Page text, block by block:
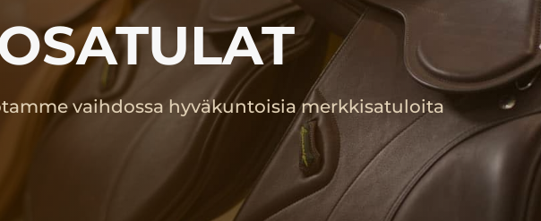
vaihdossa hyväkuntoisia merkkisatuloita